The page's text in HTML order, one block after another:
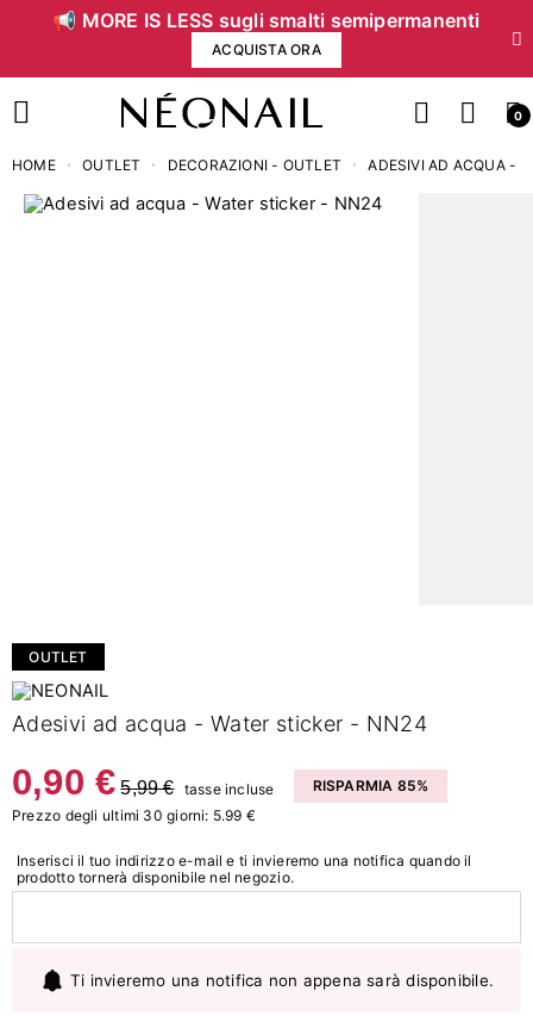
📢 MORE IS LESS sugli smalti semipermanenti
ACQUISTA ORA
0
HOME OUTLET DECORAZIONI - OUTLET ADESIVI AD ACQUA -
OUTLET
Adesivi ad acqua - Water sticker - NN24
0,90 € 5,99 € tasse incluse
RISPARMIA 85%
Prezzo degli ultimi 30 giorni: 5.99 €
Inserisci il tuo indirizzo e-mail e ti invieremo una notifica quando il
prodotto tornerà disponibile nel negozio.
Ti invieremo una notifica non appena sarà disponibile.